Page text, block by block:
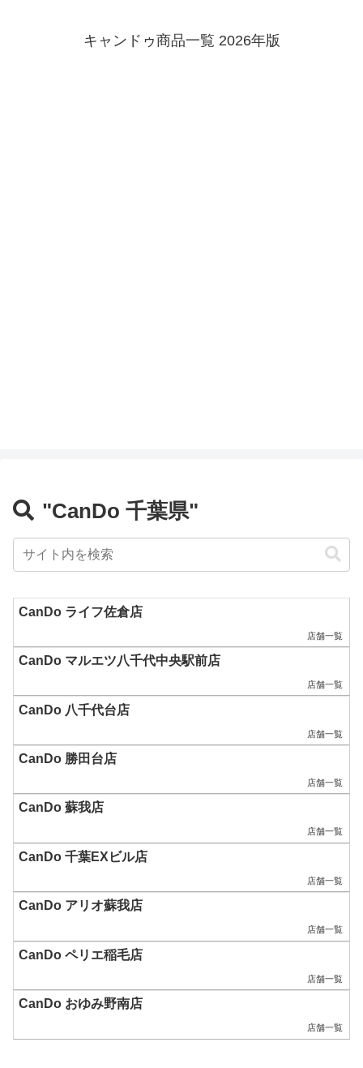
キャンドゥ商品一覧 2026年版
"CanDo 千葉県"
CanDo ライフ佐倉店
店舗一覧
CanDo マルエツ八千代中央駅前店
店舗一覧
CanDo 八千代台店
店舗一覧
CanDo 勝田台店
店舗一覧
CanDo 蘇我店
店舗一覧
CanDo 千葉EXビル店
店舗一覧
CanDo アリオ蘇我店
店舗一覧
CanDo ペリエ稲毛店
店舗一覧
CanDo おゆみ野南店
店舗一覧